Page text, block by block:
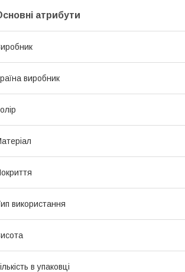
атрибути
виробник
використання
в упаковці